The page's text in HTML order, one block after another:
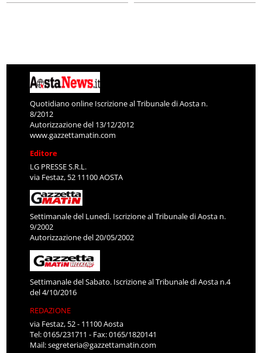
Quotidiano online Iscrizione al Tribunale di Aosta n.
8/2012
Autorizzazione del 13/12/2012
www.gazzettamatin.com
Editore
LG PRESSE S.R.L.
via Festaz, 52 11100 AOSTA
Settimanale del Lunedì. Iscrizione al Tribunale di Aosta n.
9/2002
Autorizzazione del 20/05/2002
Settimanale del Sabato. Iscrizione al Tribunale di Aosta n.4
del 4/10/2016
REDAZIONE
via Festaz, 52 - 11100 Aosta
Tel: 0165/231711 - Fax: 0165/1820141
Mail:segreteria@gazzettamatin.com